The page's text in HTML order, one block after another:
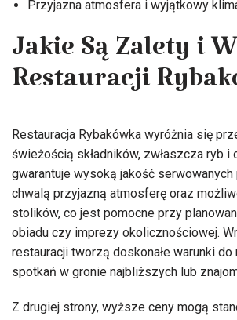
Przyjazna atmosfera i wyjątkowy
Jakie Są Zalety i
Restauracji
Restauracja Rybakówka wyróżnia się
świeżością składników, zwłaszcza ryb i
gwarantuje wysoką jakość serwowanych
chwalą przyjazną atmosferę oraz
stolików, co jest pomocne przy
obiadu czy imprezy okolicznościowej.
restauracji tworzą doskonałe warunki do
spotkań w gronie najbliższych lub
Z drugiej strony, wyższe ceny mogą